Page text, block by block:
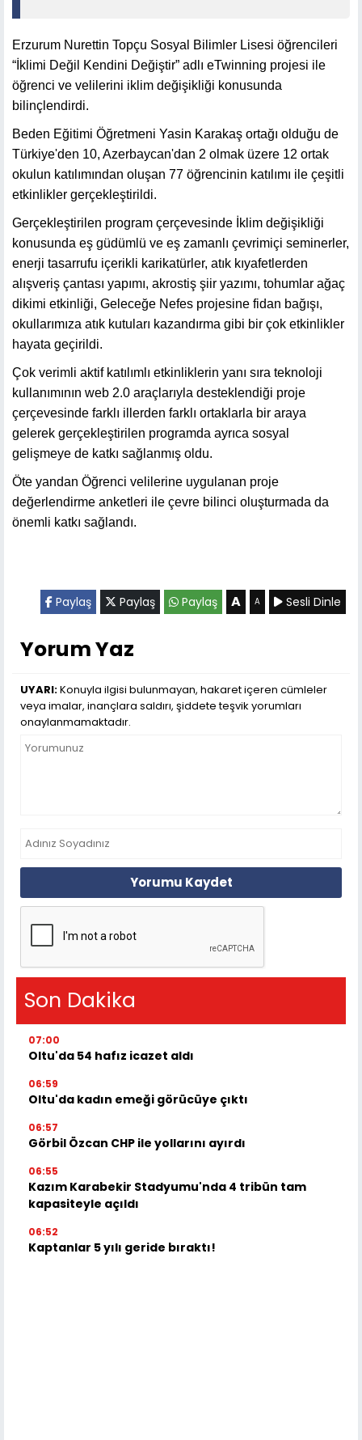
Erzurum Nurettin Topçu Sosyal Bilimler Lisesi öğrencileri
“İklimi Değil Kendini Değiştir” adlı eTwinning projesi ile
öğrenci ve velilerini iklim değişikliği konusunda
bilinçlendirdi.
Beden Eğitimi Öğretmeni Yasin Karakaş ortağı olduğu de
Türkiye'den 10, Azerbaycan'dan 2 olmak üzere 12 ortak
okulun katılımından oluşan 77 öğrencinin katılımı ile çeşitli
etkinlikler gerçekleştirildi.
Gerçekleştirilen program çerçevesinde İklim değişikliği
konusunda eş güdümlü ve eş zamanlı çevrimiçi seminerler,
enerji tasarrufu içerikli karikatürler, atık kıyafetlerden
alışveriş çantası yapımı, akrostiş şiir yazımı, tohumlar ağaç
dikimi etkinliği, Geleceğe Nefes projesine fidan bağışı,
okullarımıza atık kutuları kazandırma gibi bir çok etkinlikler
hayata geçirildi.
Çok verimli aktif katılımlı etkinliklerin yanı sıra teknoloji
kullanımının web 2.0 araçlarıyla desteklendiği proje
çerçevesinde farklı illerden farklı ortaklarla bir araya
gelerek gerçekleştirilen programda ayrıca sosyal
gelişmeye de katkı sağlanmış oldu.
Öte yandan Öğrenci velilerine uygulanan proje
değerlendirme anketleri ile çevre bilinci oluşturmada da
önemli katkı sağlandı.
Paylaş Paylaş Paylaş A A Sesli Dinle
Yorum Yaz
UYARI:Konuyla ilgisi bulunmayan, hakaret içeren cümleler
veya imalar, inançlara saldırı, şiddete teşvik yorumları
onaylanmamaktadır.
Yorumu Kaydet
Son Dakika
07:00
Oltu'da 54 hafız icazet aldı
06:59
Oltu'da kadın emeği görücüye çıktı
06:57
Görbil Özcan CHP ile yollarını ayırdı
06:55
Kazım Karabekir Stadyumu'nda 4 tribün tam
kapasiteyle açıldı
06:52
Kaptanlar 5 yılı geride bıraktı!